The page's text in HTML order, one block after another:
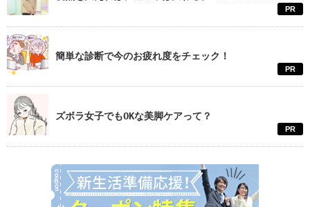
PR
簡単な診断で今のお疲れ度をチェック！
PR
ズボラ女子でもOKな美脚ケアって？
PR